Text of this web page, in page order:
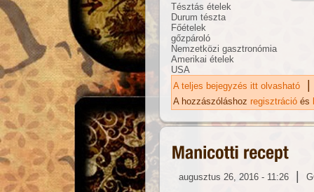
Tésztás ételek
Durum tészta
Főételek
gőzpároló
Nemzetközi gasztronómia
Amerikai ételek
USA
A teljes bejegyzés itt olvasható
|
A hozzászóláshoz regisztráció és
augusztus 26, 2016 - 11:26 |